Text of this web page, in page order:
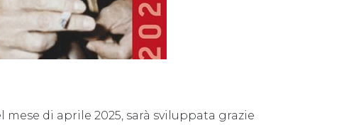
di aprile 2025, sarà sviluppata grazie